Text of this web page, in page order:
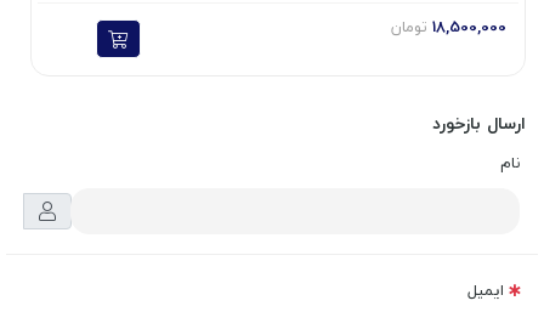
18,500,000 تومان
ارسال بازخورد
نام
ایمیل